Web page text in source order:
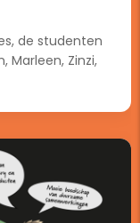
de studenten
Marleen, Zinzi,